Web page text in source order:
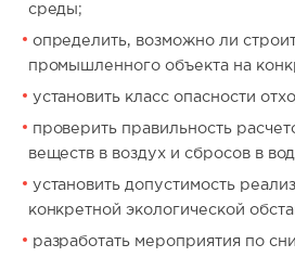
среды;
определить, возможно ли
промышленного объекта на
установить класс опасности
проверить правильность
веществ в воздух и сбросов в
установить допустимость
конкретной экологической
разработать мероприятия по